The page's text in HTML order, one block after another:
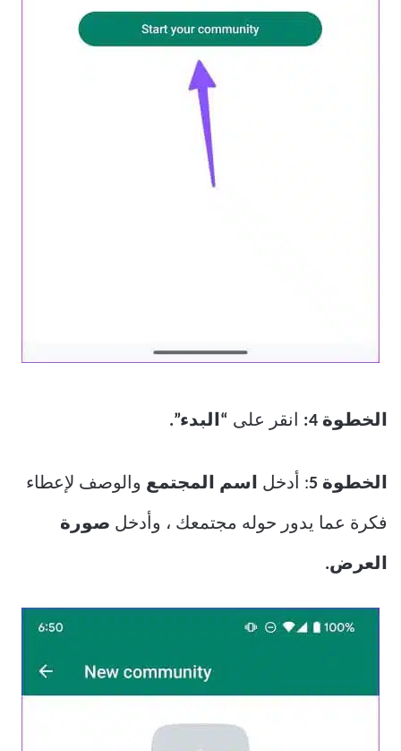
الخطوة 4: انقر على “البدء”.
الخطوة 5 : أدخل اسم المجتمع والوصف لإعطاء
فكرة عما يدور حوله مجتمعك ، وأدخل صورة
العرض.